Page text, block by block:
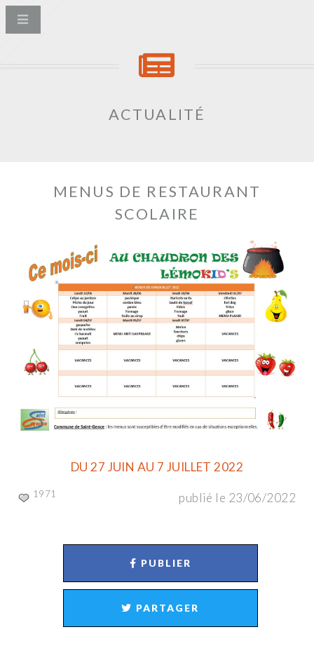
ACTUALITÉ
MENUS DE RESTAURANT
SCOLAIRE
DU 27 JUIN AU 7 JUILLET 2022
publié le 23/06/2022
1971
PUBLIER
PARTAGER